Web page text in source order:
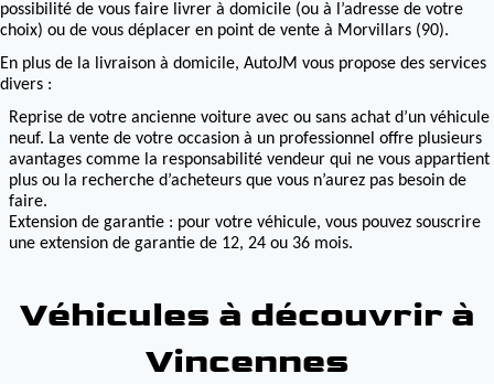
possibilité de vous faire livrer à domicile (ou à l’adresse de votre
choix) ou de vous déplacer en point de vente à Morvillars (90).
En plus de la livraison à domicile, AutoJM vous propose des services
divers :
Reprise de votre ancienne voiture avec ou sans achat d’un véhicule
neuf. La vente de votre occasion à un professionnel offre plusieurs
avantages comme la responsabilité vendeur qui ne vous appartient
plus ou la recherche d’acheteurs que vous n’aurez pas besoin de
faire.
Extension de garantie : pour votre véhicule, vous pouvez souscrire
une extension de garantie de 12, 24 ou 36 mois.
Véhicules à découvrir à
Vincennes